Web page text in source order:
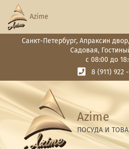
Санкт-Петербург, Апраксин
Садовая,
с 08:00 до
8 (911) 922
Azime
ПОСУДА И
Azime